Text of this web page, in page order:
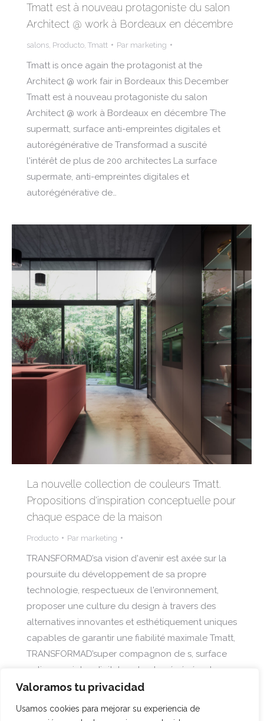
Valoramos tu privacidad
Usamos cookies para mejorar su experiencia de
Tmatt est à nouveau protagoniste du salon
Architect @ work à Bordeaux en décembre
salons Producto Tmatt Par marketing
Tmatt is once again the protagonist at the
Architect @ work fair in Bordeaux this December
Tmatt est à nouveau protagoniste du salon
Architect @ work à Bordeaux en décembre The
supermatt, surface anti-empreintes digitales et
autorégénérative de Transformad a suscité
l'intérêt de plus de 200 architectes La surface
supermate, anti-empreintes digitales et
autorégénérative de…
La nouvelle collection de couleurs Tmatt.
Propositions d'inspiration conceptuelle pour
chaque espace de la maison
Producto Par marketing
TRANSFORMAD’sa vision d'avenir est axée sur la
poursuite du développement de sa propre
technologie, respectueux de l'environnement,
proposer une culture du design à travers des
alternatives innovantes et esthétiquement uniques
capables de garantir une fiabilité maximale Tmatt,
TRANSFORMAD’super compagnon de s, surface
anti-empreintes digitales et auto-régénérante
donne vie, dans ce cas, une salle de bain Art
ouvert…